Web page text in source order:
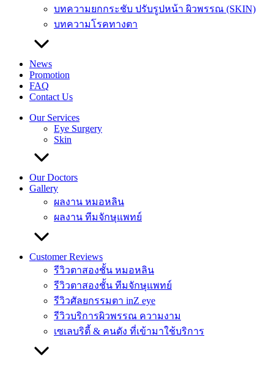
บทความยกกระชับ ปรับรูปหน้า ผิวพรรณ (SKIN)
บทความโรคทางตา
News
Promotion
FAQ
Contact Us
Our Services
Eye Surgery
Skin
Our Doctors
Gallery
ผลงาน หมอหลิน
ผลงาน ทีมจักษุแพทย์
Customer Reviews
รีวิวตาสองชั้น หมอหลิน
รีวิวตาสองชั้น ทีมจักษุแพทย์
รีวิวศัลยกรรมตา inZ eye
รีวิวบริการผิวพรรณ ความงาม
เซเลบริตี้ & คนดัง ที่เข้ามาใช้บริการ